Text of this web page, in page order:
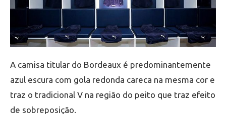
A camisa titular do Bordeaux é predominantemente
azul escura com gola redonda careca na mesma cor e
traz o tradicional V na região do peito que traz efeito
de sobreposição.